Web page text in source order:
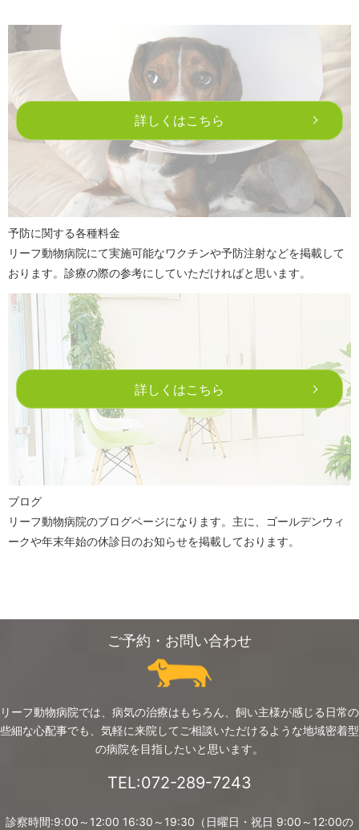
詳しくはこちら
予防に関する各種料金
リーフ動物病院にて実施可能なワクチンや予防注射などを掲載して
おります。 診療の際の参考にしていただければと思います。
詳しくはこちら
ブログ
リーフ動物病院のブログページになります。 主に、ゴールデンウィ
ークや年末年始の休診日のお知らせを掲載しております。
ご予約・お問い合わせ
リーフ動物病院では、病気の治療はもちろん、飼い主様が感じる日常の
些細な心配事でも、 気軽に来院してご相談いただけるような地域密着型
の病院を目指したいと思います。
TEL:072-289-7243
診察時間:9:00～12:00 16:30～19:30（日曜日・祝日 9:00～12:00の